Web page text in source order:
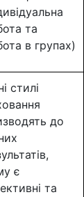
та
в групах)
стилі
до
є
та